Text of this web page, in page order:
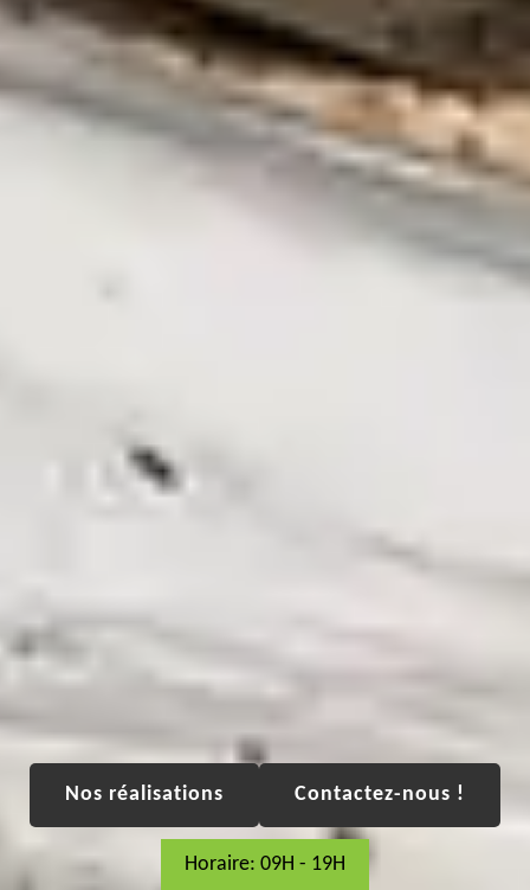
Nos réalisations Contactez-nous !
Horaire: 09H - 19H